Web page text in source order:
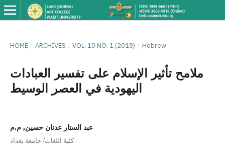
HOME / ARCHIVES / VOL. 10 NO. 1 (2018) / Hebrew
ملامح تأثير الإسلام على تفسير العبادات
اليهودية في العصر الوسيط
عبد الستار عدنان حسين, م.م
كلية اللغات/ جامعة بغداد,